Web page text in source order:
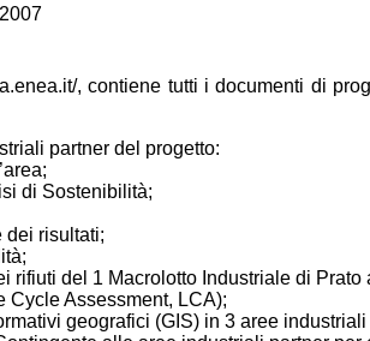
, contiene tutti i documenti di
partner del progetto:
di Sostenibilità;
dei risultati;
rifiuti del 1 Macrolotto Industriale di
Cycle Assessment, LCA);
geografici (GIS) in 3 aree industriali